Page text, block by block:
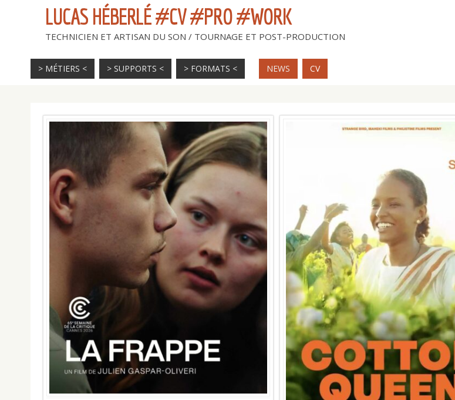
LUCAS HÉBERLÉ #CV #PRO #WORK
TECHNICIEN ET ARTISAN DU SON / TOURNAGE ET POST-PRODUCTION
> MÉTIERS < > SUPPORTS < > FORMATS < NEWS CV